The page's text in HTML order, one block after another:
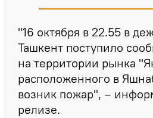
"16 октября в 22.55 в
Ташкент поступило
на территории рынка
расположенного в
возник пожар", –
релизе.